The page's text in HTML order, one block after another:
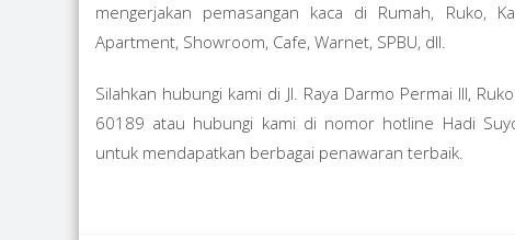
mengerjakan pemasangan kaca di Rumah, Ruko,
Apartment, Showroom, Cafe, Warnet, SPBU, dll.
Silahkan hubungi kami di Jl. Raya Darmo Permai III,
60189 atau hubungi kami di nomor hotline Hadi
untuk mendapatkan berbagai penawaran terbaik.